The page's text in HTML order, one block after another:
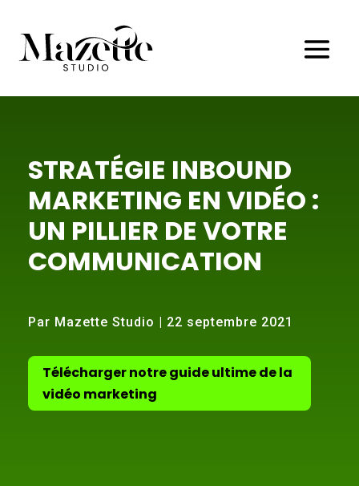
STRATÉGIE INBOUND
MARKETING EN VIDÉO :
UN PILLIER DE VOTRE
COMMUNICATION
Par Mazette Studio | 22 septembre 2021
Télécharger notre guide ultime de la
vidéo marketing